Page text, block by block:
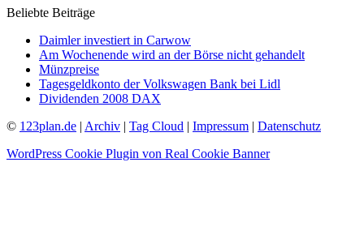
Beliebte Beiträge
Daimler investiert in Carwow
Am Wochenende wird an der Börse nicht gehandelt
Münzpreise
Tagesgeldkonto der Volkswagen Bank bei Lidl
Dividenden 2008 DAX
© 123plan.de | Archiv | Tag Cloud | Impressum | Datenschutz
WordPress Cookie Plugin von Real Cookie Banner